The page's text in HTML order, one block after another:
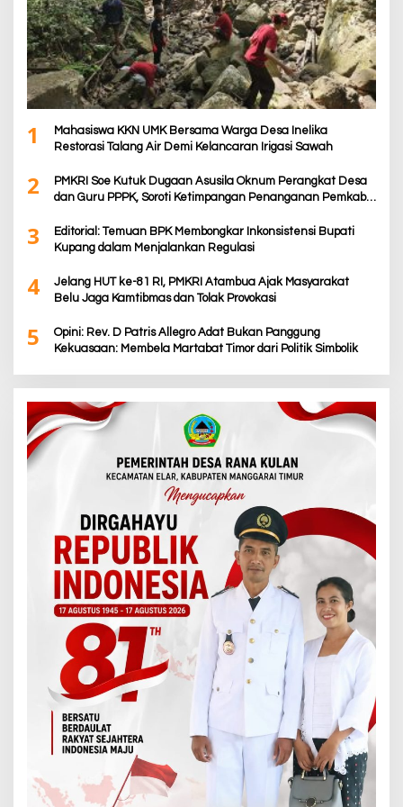
1
Mahasiswa KKN UMK Bersama Warga Desa Inelika
Restorasi Talang Air Demi Kelancaran Irigasi Sawah
2
PMKRI Soe Kutuk Dugaan Asusila Oknum Perangkat Desa
dan Guru PPPK, Soroti Ketimpangan Penanganan Pemkab
3
Editorial: Temuan BPK Membongkar Inkonsistensi Bupati
Kupang dalam Menjalankan Regulasi
4
Jelang HUT ke-81 RI, PMKRI Atambua Ajak Masyarakat
Belu Jaga Kamtibmas dan Tolak Provokasi
5
Opini: Rev. D Patris Allegro Adat Bukan Panggung
Kekuasaan: Membela Martabat Timor dari Politik Simbolik